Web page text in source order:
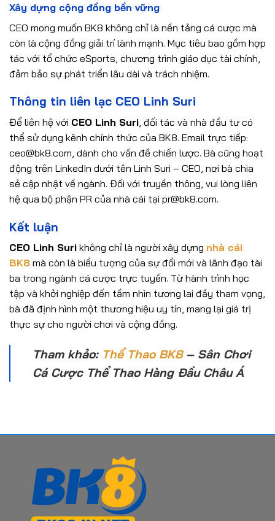
Xây dựng cộng đồng bền vững
CEO mong muốn BK8 không chỉ là nền tảng cá cược mà
còn là cộng đồng giải trí lành mạnh. Mục tiêu bao gồm hợp
tác với tổ chức eSports, chương trình giáo dục tài chính,
đảm bảo sự phát triển lâu dài và trách nhiệm.
Thông tin liên lạc CEO Linh Suri
Để liên hệ với CEO Linh Suri, đối tác và nhà đầu tư có
thể sử dụng kênh chính thức của BK8. Email trực tiếp:
ceo@bk8.com, dành cho vấn đề chiến lược. Bà cũng hoạt
động trên LinkedIn dưới tên Linh Suri – CEO, nơi bà chia
sẻ cập nhật về ngành. Đối với truyền thông, vui lòng liên
hệ qua bộ phận PR của nhà cái tại pr@bk8.com.
Kết luận
CEO Linh Suri không chỉ là người xây dựng nhà cái
BK8 mà còn là biểu tượng của sự đổi mới và lãnh đạo tài
ba trong ngành cá cược trực tuyến. Từ hành trình học
tập và khởi nghiệp đến tầm nhìn tương lai đầy tham vọng,
bà đã định hình một thương hiệu uy tín, mang lại giá trị
thực sự cho người chơi và cộng đồng.
Tham khảo: Thể Thao BK8– Sân Chơi
Cá Cược Thể Thao Hàng Đầu Châu Á